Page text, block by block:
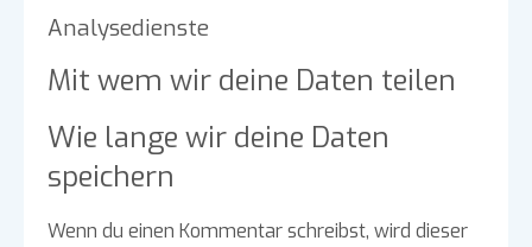
Analysedienste
Mit wem wir deine Daten teilen
Wie lange wir deine Daten
speichern
Wenn du einen Kommentar schreibst, wird dieser